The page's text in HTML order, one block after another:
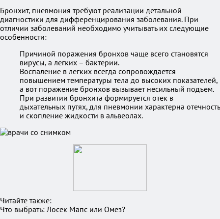
Бронхит, пневмония требуют реализации детальной
диагностики для дифференцирования заболевания. При
отличии заболеваний необходимо учитывать их следующие
особенности:
Причиной поражения бронхов чаще всего становятся
вирусы, а легких – бактерии.
Воспаление в легких всегда сопровождается
повышением температуры тела до высоких показателей,
а вот поражение бронхов вызывает несильный подъем.
При развитии бронхита формируется отек в
дыхательных путях, для пневмонии характерна отечность
и скопление жидкости в альвеолах.
Читайте также:
Что выбрать: Лосек Мапс или Омез?